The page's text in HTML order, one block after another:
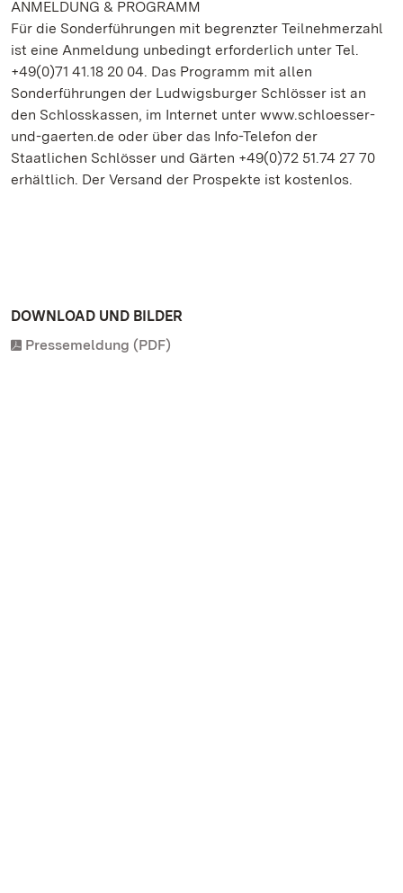
ANMELDUNG & PROGRAMM
Für die Sonderführungen mit begrenzter Teilnehmerzahl
ist eine Anmeldung unbedingt erforderlich unter Tel.
+49(0)71 41.18 20 04. Das Programm mit allen
Sonderführungen der Ludwigsburger Schlösser ist an
den Schlosskassen, im Internet unter www.schloesser-
und-gaerten.de oder über das Info-Telefon der
Staatlichen Schlösser und Gärten +49(0)72 51.74 27 70
erhältlich. Der Versand der Prospekte ist kostenlos.
DOWNLOAD UND BILDER
Pressemeldung (PDF)